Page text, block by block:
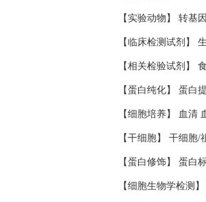
【实验动物】 转基
【临床检测试剂】
【相关检验试剂】
【蛋白纯化】 蛋白
【细胞培养】 血清
【干细胞】 干细胞
【蛋白修饰】 蛋白
【细胞生物学检测